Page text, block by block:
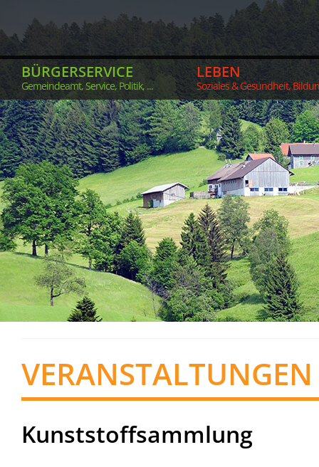
BÜRGERSERVICE
Gemeindeamt, Service, Politik, ...
LEBEN
Soziales & Gesundheit,
VERANSTALTUNGEN
Kunststoffsammlung